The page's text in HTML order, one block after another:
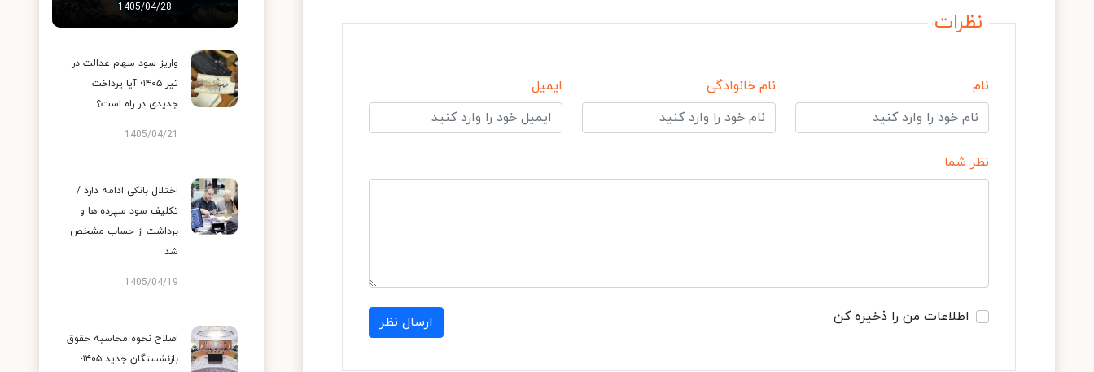
نظرات
نام نام خانوادگی ایمیل
نظر شما
اطلاعات من را ذخیره کن ارسال نظر
1405/04/28
واریز سود سهام عدالت در
تیر ۱۴۰۵؛ آیا پرداخت
جدیدی در راه است؟
1405/04/21
اختلال بانکی ادامه دارد /
تکلیف سود سپرده ها و
برداشت از حساب مشخص
شد
1405/04/19
اصلاح نحوه محاسبه حقوق
بازنشستگان جدید ۱۴۰۵؛